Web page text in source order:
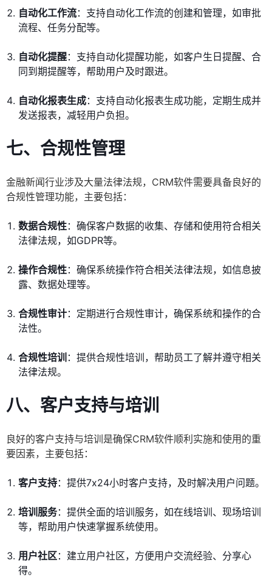
自动化工作流：支持自动化工作流的创建和管理，如审批
流程、任务分配等。
自动化提醒：支持自动化提醒功能，如客户生日提醒、合
同到期提醒等，帮助用户及时跟进。
自动化报表生成：支持自动化报表生成功能，定期生成并
发送报表，减轻用户负担。
七、合规性管理
金融新闻行业涉及大量法律法规，CRM软件需要具备良好的
合规性管理功能，主要包括：
数据合规性：确保客户数据的收集、存储和使用符合相关
法律法规，如GDPR等。
操作合规性：确保系统操作符合相关法律法规，如信息披
露、数据处理等。
合规性审计：定期进行合规性审计，确保系统和操作的合
法性。
合规性培训 ：提供合规性培训，帮助员工了解并遵守相关
法律法规。
八、客户支持与培训
良好的客户支持与培训是确保CRM软件顺利实施和使用的重
要因素，主要包括：
客户支持：提供7x24小时客户支持，及时解决用户问题。
培训服务：提供全面的培训服务，如在线培训、现场培训
等，帮助用户快速掌握系统使用。
用户社区：建立用户社区，方便用户交流经验、分享心
得。